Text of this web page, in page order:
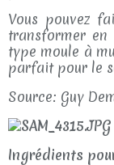
Vous pouvez
transformer
type moule à
parfait pour le
Source: Guy
Ingrédients